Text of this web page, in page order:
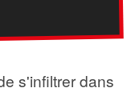
s'infiltrer dans